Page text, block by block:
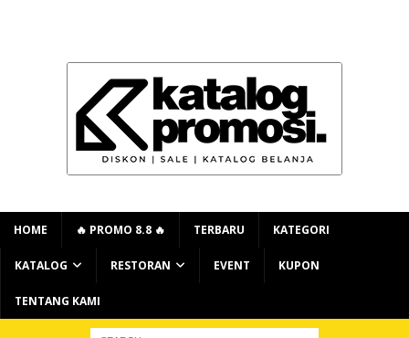
HOME 🔥 PROMO 8.8 🔥 TERBARU KATEGORI
KATALOG RESTORAN EVENT KUPON
TENTANG KAMI